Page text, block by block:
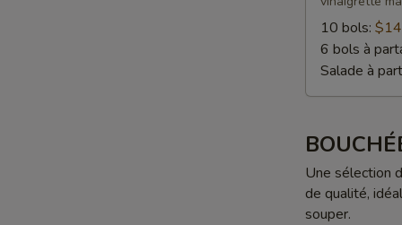
10 bols:
6 bols à
Salade à
Une sélection
de qualité,
souper.